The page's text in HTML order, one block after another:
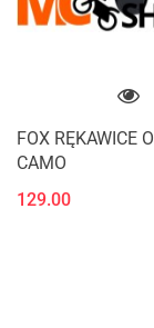
FOX RĘKAWICE
CAMO
129.00